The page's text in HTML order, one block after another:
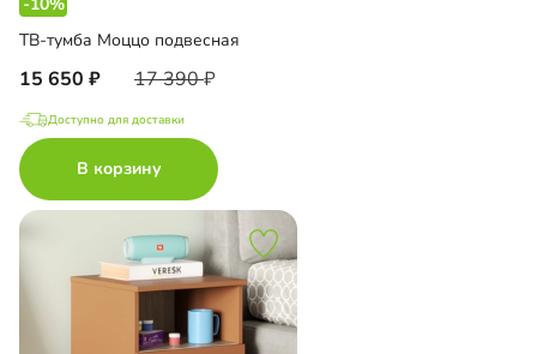
ТВ-тумба Моццо подвесная
15 650 17 390
Доступно для доставки
В корзину